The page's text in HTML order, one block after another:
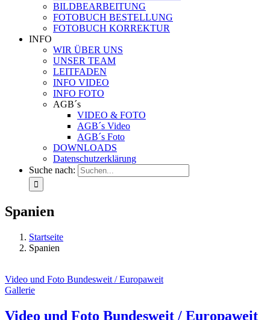
BILDBEARBEITUNG
FOTOBUCH BESTELLUNG
FOTOBUCH KORREKTUR
INFO
WIR ÜBER UNS
UNSER TEAM
LEITFADEN
INFO VIDEO
INFO FOTO
AGB´s
VIDEO & FOTO
AGB´s Video
AGB´s Foto
DOWNLOADS
Datenschutzerklärung
Suche nach:
Spanien
Startseite
Spanien
Video und Foto Bundesweit / Europaweit
Gallerie
Video und Foto Bundesweit / Europaweit